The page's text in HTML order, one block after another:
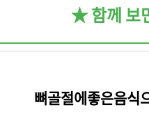
★ 함께 보
뼈골절에좋은음식